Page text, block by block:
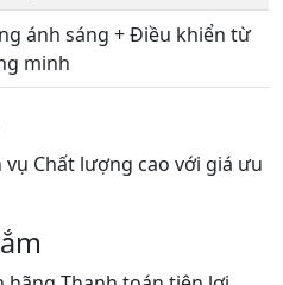
ánh sáng + Điều khiển từ
minh
Chất lượng cao với giá ưu